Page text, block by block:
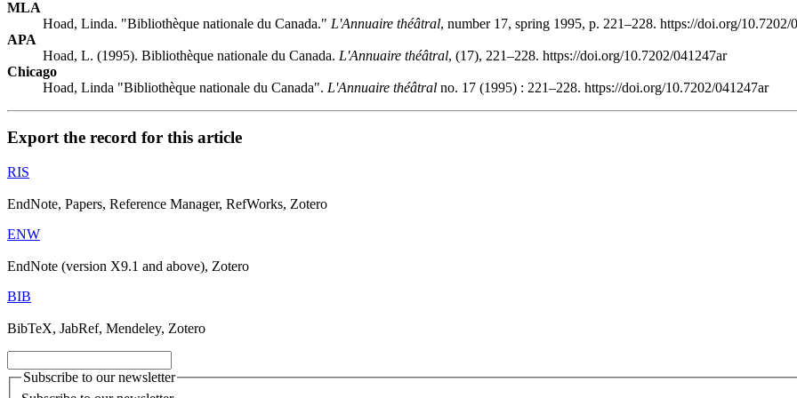
MLA
Hoad, Linda. "Bibliothèque nationale du Canada." L'Annuaire théâtral, number 17, spring 1995, p. 221–228. https://doi.org/10.7202/
APA
Hoad, L. (1995). Bibliothèque nationale du Canada. L'Annuaire théâtral, (17), 221–228. https://doi.org/10.7202/041247ar
Chicago
Hoad, Linda "Bibliothèque nationale du Canada". L'Annuaire théâtral no. 17 (1995) : 221–228. https://doi.org/10.7202/041247ar
Export the record for this article
RIS
EndNote, Papers, Reference Manager, RefWorks, Zotero
ENW
EndNote (version X9.1 and above), Zotero
BIB
BibTeX, JabRef, Mendeley, Zotero
Subscribe to our newsletter